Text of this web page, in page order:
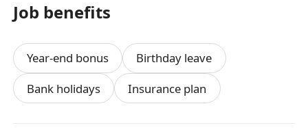
Job benefits
Year-end bonus
Birthday leave
Bank holidays
Insurance plan